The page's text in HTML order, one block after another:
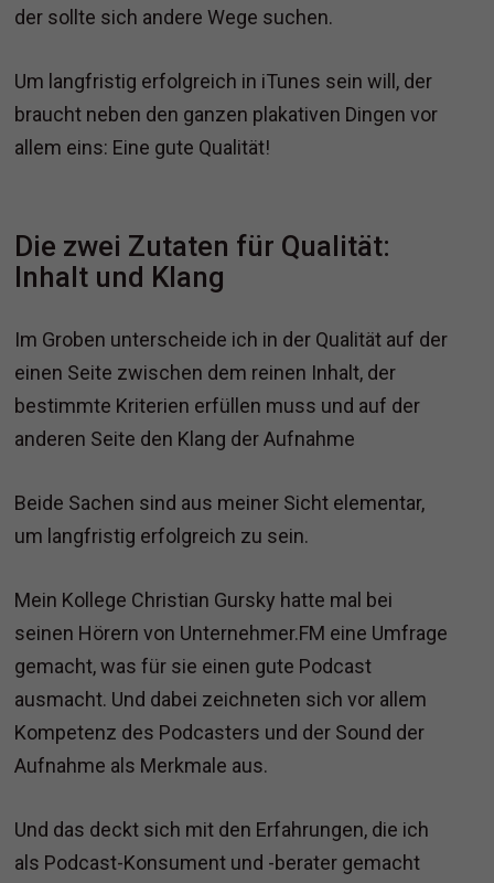
der sollte sich andere Wege suchen.
Um langfristig erfolgreich in iTunes sein will, der
braucht neben den ganzen plakativen Dingen vor
allem eins: Eine gute Qualität!
Die zwei Zutaten für Qualität:
Inhalt und Klang
Im Groben unterscheide ich in der Qualität auf der
einen Seite zwischen dem reinen Inhalt, der
bestimmte Kriterien erfüllen muss und auf der
anderen Seite den Klang der Aufnahme
Beide Sachen sind aus meiner Sicht elementar,
um langfristig erfolgreich zu sein.
Mein Kollege Christian Gursky hatte mal bei
seinen Hörern von Unternehmer.FM eine Umfrage
gemacht, was für sie einen gute Podcast
ausmacht. Und dabei zeichneten sich vor allem
Kompetenz des Podcasters und der Sound der
Aufnahme als Merkmale aus.
Und das deckt sich mit den Erfahrungen, die ich
als Podcast-Konsument und -berater gemacht